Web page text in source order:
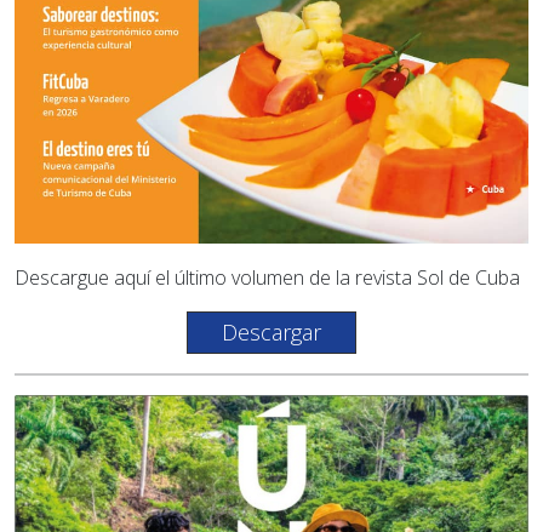
Descargue aquí el último volumen de la revista Sol de Cuba
Descargar